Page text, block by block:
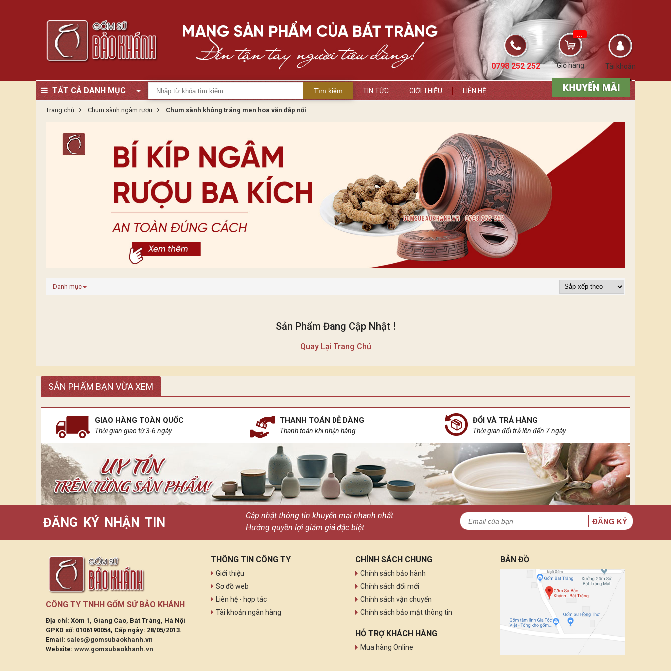
Tài khoản
Giỏ hàng
...
0798 252 252
TẤT CẢ DANH MỤC Tìm kiếm TIN TỨC GIỚI THIỆU LIÊN HỆ
Trang chủ Chum sành ngâm rượu Chum sành không tráng men hoa văn đắp nổi
Danh mục
Sản Phẩm Đang Cập Nhật !
Quay Lại Trang Chủ
SẢN PHẨM BẠN VỪA XEM
GIAO HÀNG TOÀN QUỐC
Thời gian giao từ 3-6 ngày
THANH TOÁN DỄ DÀNG
Thanh toán khi nhận hàng
ĐỔI VÀ TRẢ HÀNG
Thời gian đổi trả lên đến 7 ngày
ĐĂNG KÝ NHẬN TIN
Cập nhật thông tin khuyến mại nhanh nhất
Hưởng quyền lợi giảm giá đặc biệt
ĐĂNG KÝ
CÔNG TY TNHH GỐM SỨ BẢO KHÁNH
Địa chỉ: Xóm 1, Giang Cao, Bát Tràng, Hà Nội
GPKD số: 0106190054, Cấp ngày: 28/05/2013.
Email: sales@gomsubaokhanh.vn
Website: www.gomsubaokhanh.vn
THÔNG TIN CÔNG TY
Giới thiệu
Sơ đồ web
Liên hệ - hợp tác
Tài khoản ngân hàng
CHÍNH SÁCH CHUNG
Chính sách bảo hành
Chính sách đổi mới
Chính sách vận chuyển
Chính sách bảo mật thông tin
HỖ TRỢ KHÁCH HÀNG
Mua hàng Online
BẢN ĐỒ